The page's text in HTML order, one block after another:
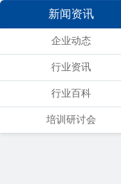
新闻资讯
企业动态
行业资讯
行业百科
培训研讨会